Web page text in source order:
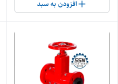
افزودن به سبد